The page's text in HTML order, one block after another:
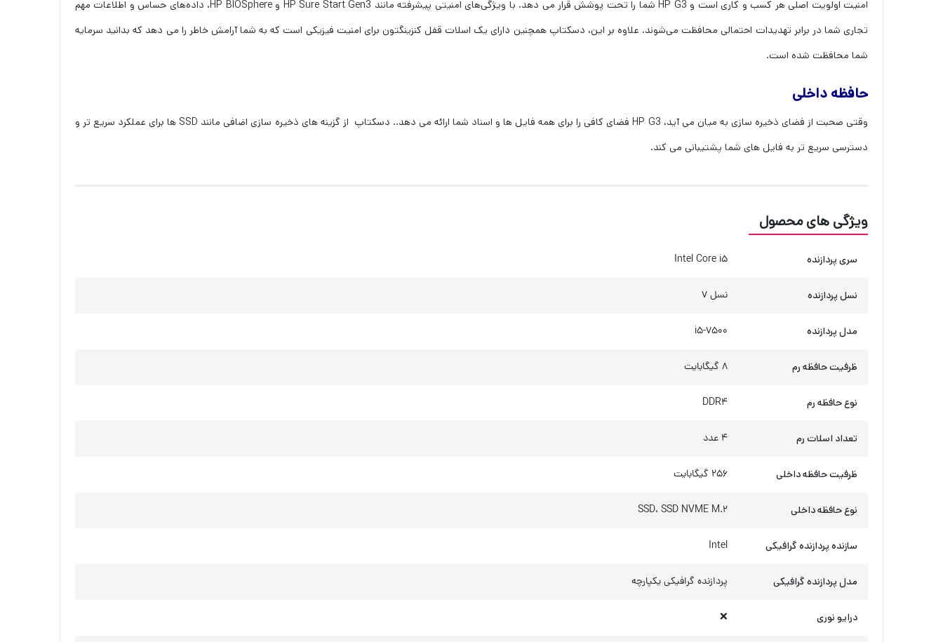
امنیت اولویت اصلی هر کسب و کاری است و HP G3 شما را تحت پوشش قرار می دهد. با ویژگی‌های امنیتی پیشرفته مانند HP Sure Start Gen3 و HP BIOSphere، داده‌های حساس و اطلاعات مهم
تجاری شما در برابر تهدیدات احتمالی محافظت می‌شوند. علاوه بر این، دسکتاپ همچنین دارای یک اسلات قفل کنزینگتون برای امنیت فیزیکی است که به شما آرامش خاطر را می دهد که بدانید سرمایه
شما محافظت شده است.
حافظه داخلی
وقتی صحبت از فضای ذخیره سازی به میان می آید، HP G3 فضای کافی را برای همه فایل ها و اسناد شما ارائه می دهد.. دسکتاپ از گزینه های ذخیره سازی اضافی مانند SSD ها برای عملکرد سریع تر و
دسترسی سریع تر به فایل های شما پشتیبانی می کند.
ویژگی های محصول
سری پردازنده Intel Core i5
نسل پردازنده نسل 7
مدل پردازنده i5-7500
ظرفیت حافظه رم 8 گیگابایت
نوع حافظه رم DDR4
تعداد اسلات رم 4 عدد
ظرفیت حافظه داخلی 256 گیگابایت
نوع حافظه داخلی SSD، SSD NVME M.2
سازنده پردازنده گرافیکی Intel
مدل پردازنده گرافیکی پردازنده گرافیکی یکپارچه
درایو نوری ❌